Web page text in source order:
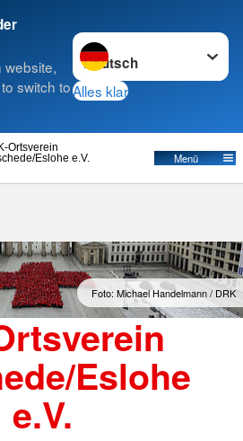
website,
switch to
Sprache wechseln zu
Alles klar
Eslohe e.V.
Ortsverein
Menü
Foto: Michael Handelmann / DRK
Eslohe
e.V.